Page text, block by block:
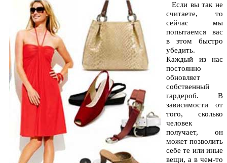
Если вы так не
считаете, то
сейчас мы
попытаемся вас
в этом быстро
убедить.
Каждый из нас
постоянно
обновляет
собственный
гардероб. В
зависимости от
того, сколько
человек
получает, он
может позволить
себе те или иные
вещи, а в чем-то